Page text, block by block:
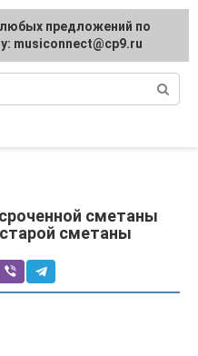
хранения
сметаны
сметаны
предложений по
musiconnect@cp9.ru